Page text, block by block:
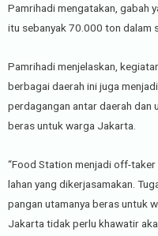
Pamrihadi mengatakan, gabah
itu sebanyak 70.000 ton dalam
Pamrihadi menjelaskan,
berbagai daerah ini juga
perdagangan antar daerah dan
beras untuk warga Jakarta.
“Food Station menjadi off-
lahan yang dikerjasamakan.
pangan utamanya beras untuk
Jakarta tidak perlu khawatir